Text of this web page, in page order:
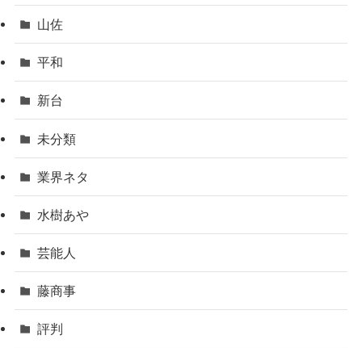
山佐
平和
新台
未分類
業界ネタ
水樹あや
芸能人
藤商事
評判